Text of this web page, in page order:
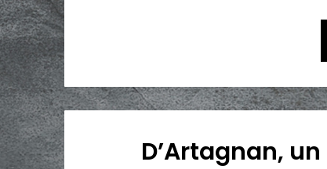
D’Artagnan,